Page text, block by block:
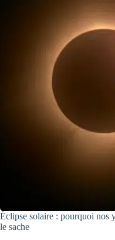
Éclipse solaire : pourquoi nos
le sache